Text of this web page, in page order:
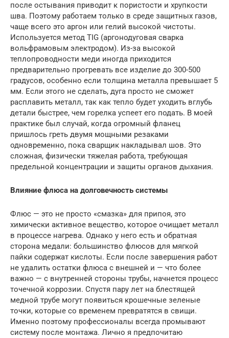
после остывания приводит к пористости и хрупкости
шва. Поэтому работаем только в среде защитных газов,
чаще всего это аргон или гелий высокой чистоты.
Используется метод TIG (аргонодуговая сварка
вольфрамовым электродом). Из-за высокой
теплопроводности меди иногда приходится
предварительно прогревать все изделие до 300-500
градусов, особенно если толщина металла превышает 5
мм. Если этого не сделать, дуга просто не сможет
расплавить металл, так как тепло будет уходить вглубь
детали быстрее, чем горелка успеет его подать. В моей
практике был случай, когда огромный фланец
пришлось греть двумя мощными резаками
одновременно, пока сварщик накладывал шов. Это
сложная, физически тяжелая работа, требующая
предельной концентрации и защиты органов дыхания.
Влияние флюса на долговечность системы
Флюс — это не просто «смазка» для припоя, это
химически активное вещество, которое очищает металл
в процессе нагрева. Однако у него есть и обратная
сторона медали: большинство флюсов для мягкой
пайки содержат кислоты. Если после завершения работ
не удалить остатки флюса с внешней и — что более
важно — с внутренней стороны трубы, начнется процесс
точечной коррозии. Спустя пару лет на блестящей
медной трубе могут появиться крошечные зеленые
точки, которые со временем превратятся в свищи.
Именно поэтому профессионалы всегда промывают
систему после монтажа. Лично я предпочитаю